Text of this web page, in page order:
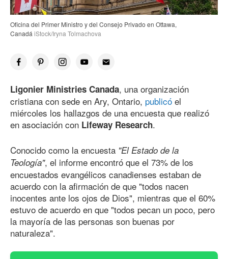
Oficina del Primer Ministro y del Consejo Privado en Ottawa,
CanadáiStock/Iryna Tolmachova
Ligonier Ministries Canada, una organización
cristiana con sede en Ary, Ontario, publicó el
miércoles los hallazgos de una encuesta que realizó
en asociación con Lifeway Research.
Conocido como la encuesta "El Estado de la
Teología", el informe encontró que el 73% de los
encuestados evangélicos canadienses estaban de
acuerdo con la afirmación de que "todos nacen
inocentes ante los ojos de Dios", mientras que el 60%
estuvo de acuerdo en que "todos pecan un poco, pero
la mayoría de las personas son buenas por
naturaleza".